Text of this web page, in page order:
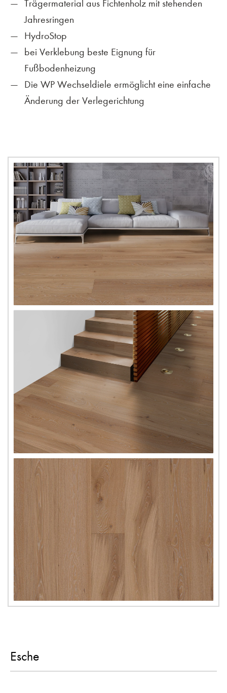
Trägermaterial aus Fichtenholz mit stehenden
Jahresringen
HydroStop
bei Verklebung beste Eignung für
Fußbodenheizung
Die WP Wechseldiele ermöglicht eine einfache
Änderung der Verlegerichtung
Esche